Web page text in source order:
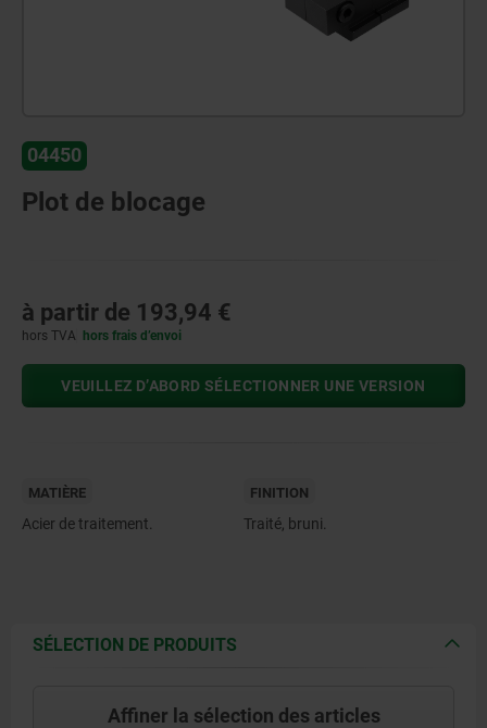
04450
Plot de blocage
à partir de 193,94 €
hors TVA hors frais d’envoi
VEUILLEZ D’ABORD SÉLECTIONNER UNE VERSION
MATIÈRE
Acier de traitement.
FINITION
Traité, bruni.
SÉLECTION DE PRODUITS
Affiner la sélection des articles